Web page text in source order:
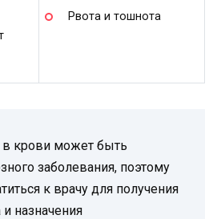
Рвота и тошнота
в крови может быть
заболевания, поэтому
к врачу для получения
и назначения